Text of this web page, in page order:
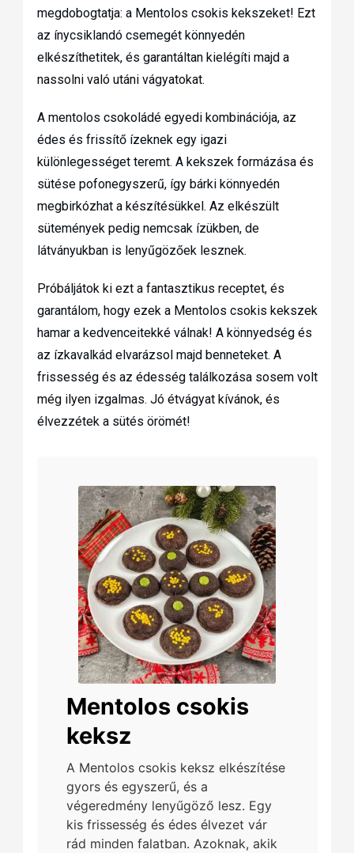
megdobogtatja: a Mentolos csokis kekszeket! Ezt
az ínycsiklandó csemegét könnyedén
elkészíthetitek, és garantáltan kielégíti majd a
nassolni való utáni vágyatokat.
A mentolos csokoládé egyedi kombinációja, az
édes és frissítő ízeknek egy igazi
különlegességet teremt. A kekszek formázása és
sütése pofonegyszerű, így bárki könnyedén
megbirkózhat a készítésükkel. Az elkészült
sütemények pedig nemcsak ízükben, de
látványukban is lenyűgözőek lesznek.
Próbáljátok ki ezt a fantasztikus receptet, és
garantálom, hogy ezek a Mentolos csokis kekszek
hamar a kedvenceitekké válnak! A könnyedség és
az ízkavalkád elvarázsol majd benneteket. A
frissesség és az édesség találkozása sosem volt
még ilyen izgalmas. Jó étvágyat kívánok, és
élvezzétek a sütés örömét!
Mentolos csokis
keksz
A Mentolos csokis keksz elkészítése
gyors és egyszerű, és a
végeredmény lenyűgöző lesz. Egy
kis frissesség és édes élvezet vár
rád minden falatban. Azoknak, akik